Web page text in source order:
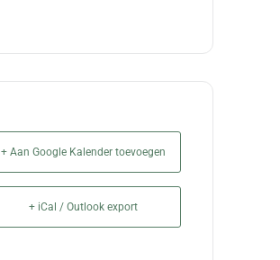
+ Aan Google Kalender toevoegen
+ iCal / Outlook export